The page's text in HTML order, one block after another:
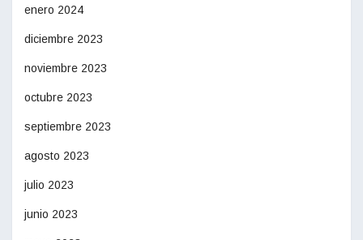
enero 2024
diciembre 2023
noviembre 2023
octubre 2023
septiembre 2023
agosto 2023
julio 2023
junio 2023